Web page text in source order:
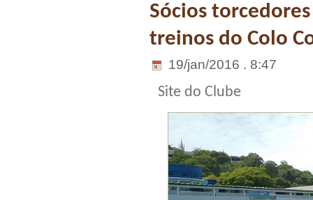
Sócios
treinos do Colo
19/jan/2016 . 8:47
Site do Clube